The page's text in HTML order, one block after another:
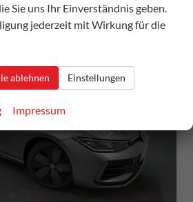
Sie uns Ihr Einverständnis geben.
jederzeit mit Wirkung für die
ablehnen Einstellungen
Impressum